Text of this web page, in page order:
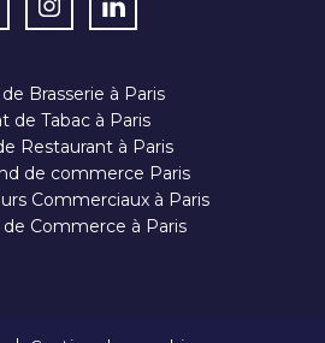
Brasserie à Paris
de Tabac à Paris
Restaurant à Paris
de commerce Paris
Commerciaux à Paris
Commerce à Paris